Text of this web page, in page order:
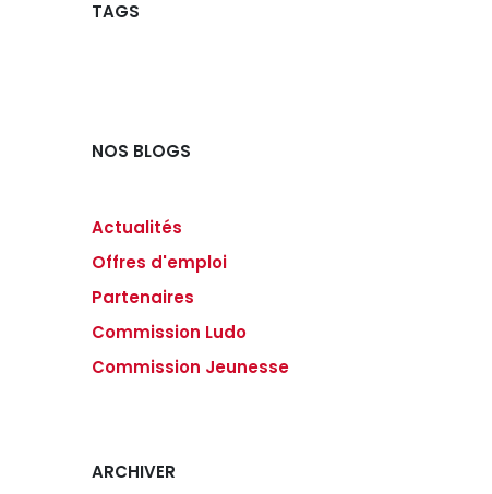
TAGS
NOS BLOGS
Actualités
Offres d'emploi
Partenaires
Commission Ludo
Commission Jeunesse
ARCHIVER